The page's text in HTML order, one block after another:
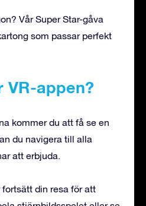
Vår Super Star-gåva
som passar perfekt
VR-appen?
kommer du att få se en
du navigera till alla
att erbjuda.
fortsätt din resa för att